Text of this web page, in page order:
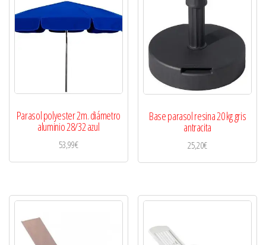
Parasol polyester 2m. diámetro
aluminio 28/32 azul
53,99€
Base parasol resina 20 kg gris
antracita
25,20€